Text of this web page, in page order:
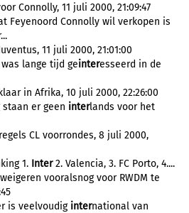
Connolly, 11 juli 2000, 21:09:47
Feyenoord Connolly wil verkopen is
11 juli 2000, 21:01:00
was lange tijd geinteresseerd in de
in Afrika, 10 juli 2000, 22:26:00
er geen interlands voor het
CL voorrondes, 8 juli 2000,
1. Inter2. Valencia, 3. FC Porto, 4....
vooralsnog voor RWDM te
is veelvoudig international van